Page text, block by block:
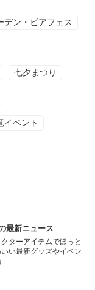
デン・ビアフェス
七夕まつり
イベント
最新ニュース
ターアイテムでほっと
い最新グッズやイベン